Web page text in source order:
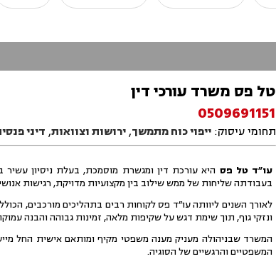
טל פס משרד עורכי דין
0509691151
תחומי עיסוק: ייפוי כוח מתמשך,ירושות וצוואות, דיני
עו״ד טל פס היא עורכת דין ומגשרת מוסמכת, בעלת ניסיון עשיר
בעבודתה שליחות של ממש שילוב בין מקצועיות מדויקת, רגישות
לאורך השנים ליוותה עו״ד פס לקוחות רבים בתהליכים מורכבים,
ונזקי גוף, תוך שימת דגש על שקיפות מלאה, זמינות גבוהה והבנה
המשרד שבניהולה מעניק מענה משפטי מקיף ומותאם אישית החל
המשפטיים והרגשיים של הסוגיה.